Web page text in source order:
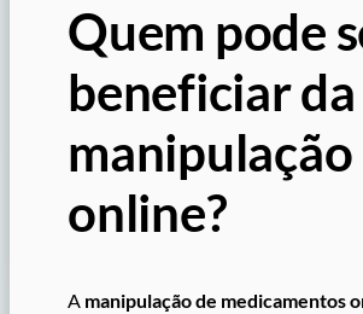
Quem pode
beneficiar da
manipulação
online?
A manipulação de medicamentos